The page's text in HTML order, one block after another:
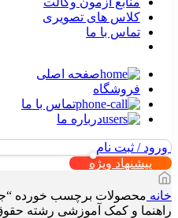
کلاس های تصویری
تماس با ما
صفحه اصلی
فروشگاه
تماس با ما
درباره ما
ورود / ثبت نام
پیشنهاد ویژه
خانه محصولات برچسب خورده
راهنما و کمک آموزشی رشته